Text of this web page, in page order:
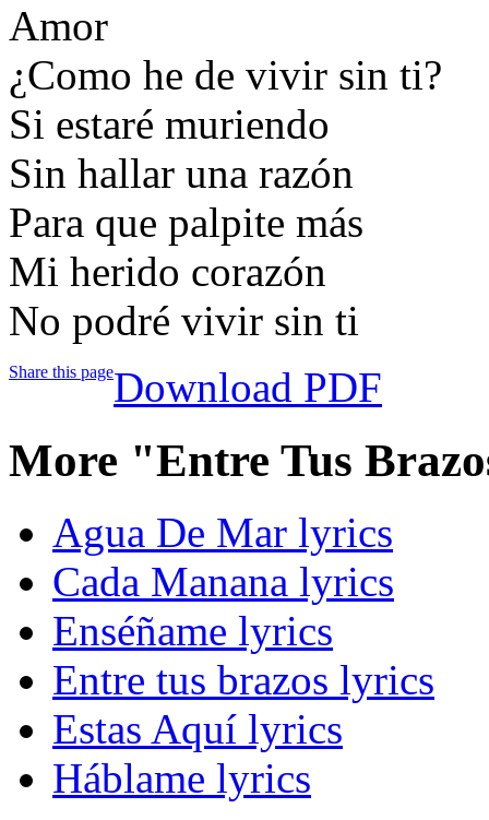
Amor
¿Como he de vivir sin ti?
Si estaré muriendo
Sin hallar una razón
Para que palpite más
Mi herido corazón
No podré vivir sin ti
Share this pageDownload PDF
More "Entre Tus
Agua De Mar lyrics
Cada Manana lyrics
Enséñame lyrics
Entre tus brazos lyrics
Estas Aquí lyrics
Háblame lyrics